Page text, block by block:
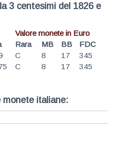
3 centesimi del 1826 e
Valore monete in Euro
Rara MB BB
FDC
C 8 17
345
C 8 17 345
monete italiane: